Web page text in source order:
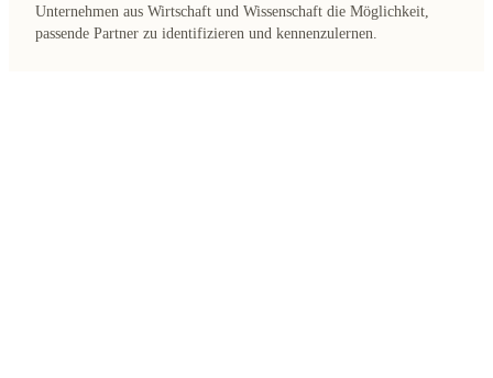
Unternehmen aus Wirtschaft und Wissenschaft die Möglichkeit,
passende Partner zu identifizieren und kennenzulernen.